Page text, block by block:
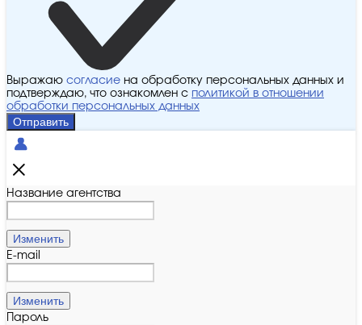
Выражаю согласие на обработку персональных данных и
подтверждаю, что ознакомлен с политикой в отношении
обработки персональных данных
Отправить
Название агентства
Изменить
E-mail
Изменить
Пароль